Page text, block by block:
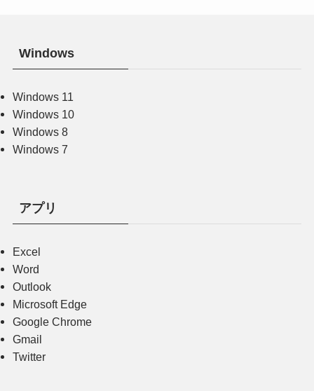
Windows
Windows 11
Windows 10
Windows 8
Windows 7
アプリ
Excel
Word
Outlook
Microsoft Edge
Google Chrome
Gmail
Twitter